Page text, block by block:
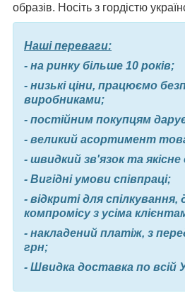
образів. Носіть з гордістю
Наші переваги:
- на ринку більше 10 років;
- низькі ціни, працюємо
виробниками;
- постійним покупцям
- великий асортимент
- швидкий зв'язок та
- Вигідні умови співпраці;
- відкриті для спілкування,
компромісу з усіма
- накладений платіж, з
грн;
- Швидка доставка по всій